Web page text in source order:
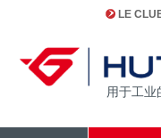
LE
用于工业